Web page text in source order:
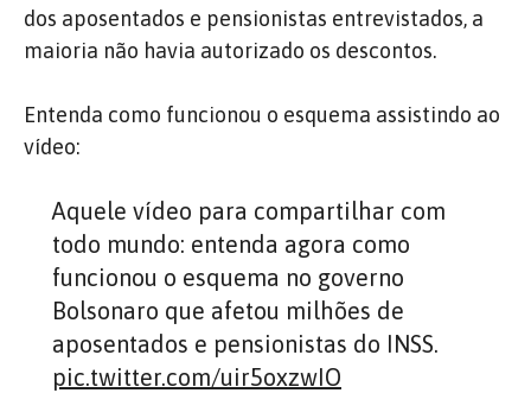
dos aposentados e pensionistas entrevistados, a
maioria não havia autorizado os descontos.
Entenda como funcionou o esquema assistindo ao
vídeo:
Aquele vídeo para compartilhar com
todo mundo: entenda agora como
funcionou o esquema no governo
Bolsonaro que afetou milhões de
aposentados e pensionistas do INSS.
pic.twitter.com/uir5oxzwIO